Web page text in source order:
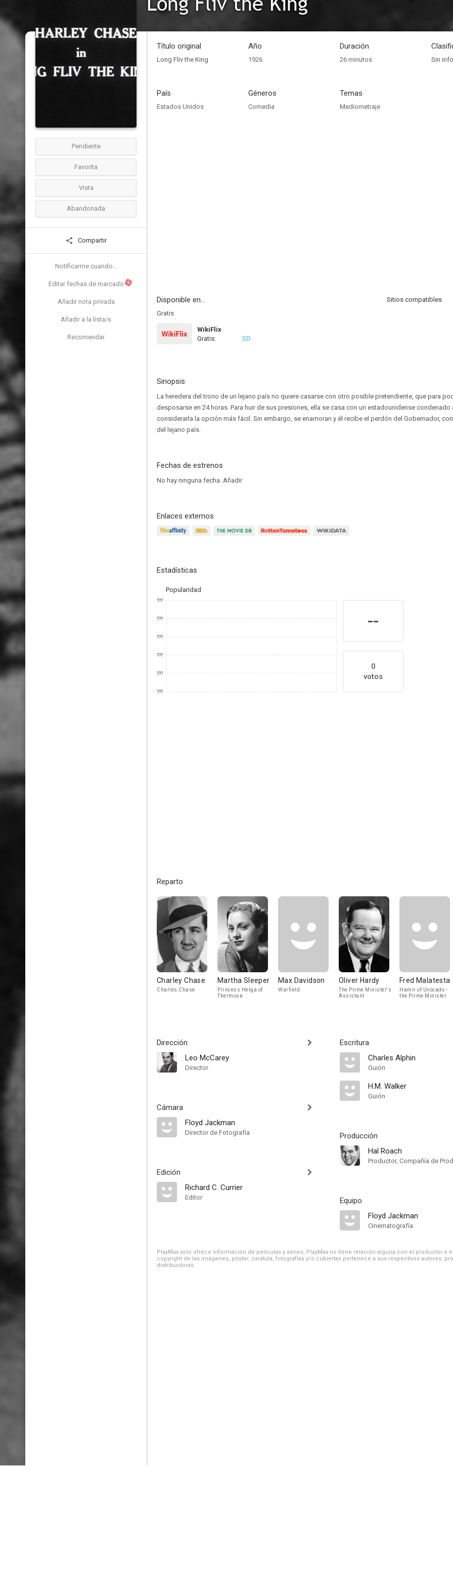
Pendiente
Favorita
Vista
Abandonada
Compartir
Notificarme cuando...
Editar fechas de marcado N
Añadir nota privada
Añadir a la lista/s
Recomendar
Título original
Long Fliv the King
Año
1926
Duración
26 minutos Sin
País
Estados Unidos
Géneros
Comedia
Temas
Mediometraje
Disponible en...
Sitios compatibles
Gratis
WikiFlix
Gratis:
SD
Sinopsis
La heredera del trono de un lejano país no quiere casarse con otro posible pretendiente, que para
desposarse en 24 horas. Para huir de sus presiones, ella se casa con un estadounidense condenado
considerarla la opción más fácil. Sin embargo, se enamoran y él recibe el perdón del Gobernador,
del lejano país.
Fechas de estrenos
No hay ninguna fecha. Añadir
Enlaces externos
Estadísticas
Popularidad
???
???
???
???
???
???
--
0
votos
Reparto
Charley Chase
Charles Chase
Martha Sleeper
Princess Helga of
Thermosa
Max Davidson
Warfield
Oliver Hardy
The Prime Minister's
Assistant
Fred Malatesta
Hamir of Uvocado -
the Prime Minister
Dirección
Leo McCarey
Director
Cámara
Floyd Jackman
Director de Fotografía
Edición
Richard C. Currier
Editor
Escritura
Charles Alphin
Guión
H.M. Walker
Guión
Producción
Hal Roach
Productor, Compañía de
Equipo
Floyd Jackman
Cinematografía
PlayMax solo ofrece información de películas y series, PlayMax no tiene relación alguna con el productor o
copyright de las imágenes, póster, carátula, fotografías y/o cubiertas pertenece a sus respectivos autores,
distribuidoras.